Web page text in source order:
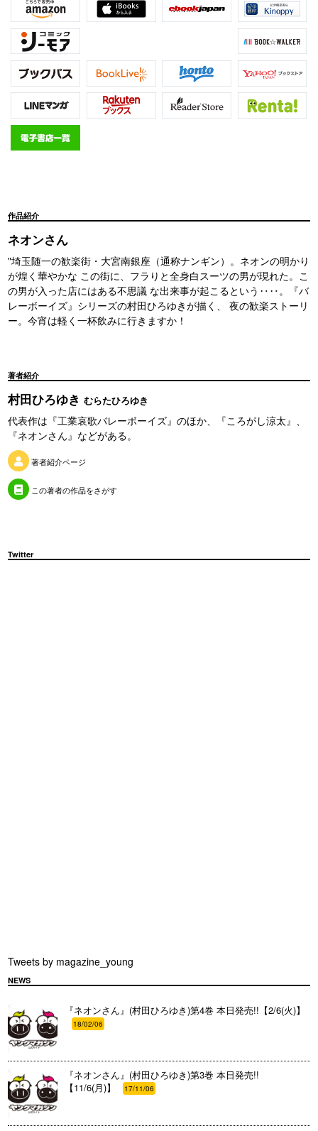
作品紹介
ネオンさん
"埼玉随一の歓楽街・大宮南銀座（通称ナンギン）。ネオンの明かり
が煌く華やかな この街に、フラりと全身白スーツの男が現れた。こ
の男が入った店にはある不思議 な出来事が起こるという‥‥。『バ
レーボーイズ』シリーズの村田ひろゆきが描く、 夜の歓楽ストーリ
ー。今宵は軽く一杯飲みに行きますか！
著者紹介
村田ひろゆきむらたひろゆき
代表作は『工業哀歌バレーボーイズ』のほか、『ころがし涼太』、
『ネオンさん』などがある。
著者紹介ページ
この著者の作品をさがす
Twitter
Tweets by magazine_young
NEWS
『ネオンさん』(村田ひろゆき)第4巻 本日発売!!【2/6(火)】
18/02/06
『ネオンさん』(村田ひろゆき)第3巻 本日発売!!
【11/6(月)】
17/11/06